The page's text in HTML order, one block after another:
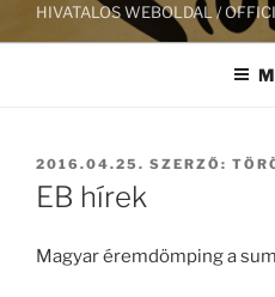
HIVATALOS WEBOLDAL /
BEKÜLDVE:
2016.04.25. SZERZŐ:
EB hírek
Magyar éremdömping a